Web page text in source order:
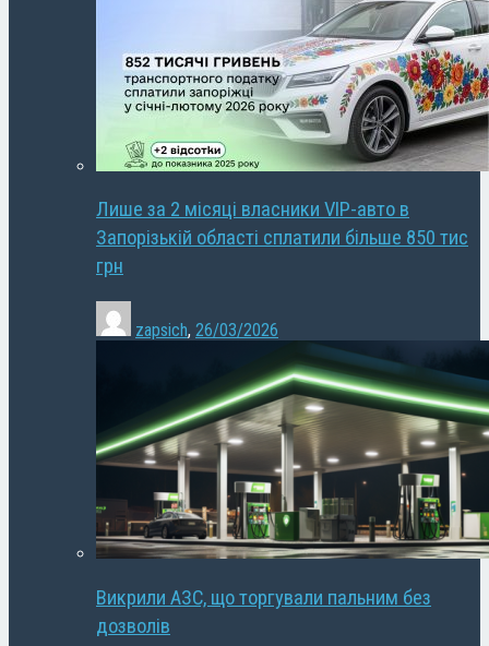
Лише за 2 місяці власники VIP-авто в
Запорізькій області сплатили більше 850 тис
грн
zapsich, 26/03/2026
Викрили АЗС, що торгували пальним без
дозволів